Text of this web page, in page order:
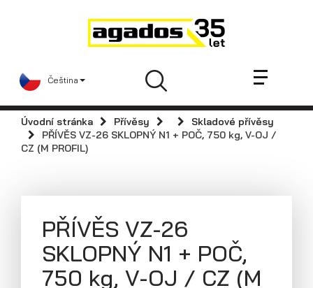
Čeština
Novinky a články
Prodejci
Kontakt
Videa
AGADOS
Skladové přívěsy
Praktické informace
Kariéra
AGA KIT
Úvodní stránka Přívěsy
Skladové přívěsy
PŘÍVĚS VZ-26 SKLOPNÝ N1 + POČ, 750 kg, V-OJ /
CZ (M PROFIL)
PŘÍVĚS VZ-26
SKLOPNÝ N1 + POČ,
750 kg, V-OJ / CZ (M